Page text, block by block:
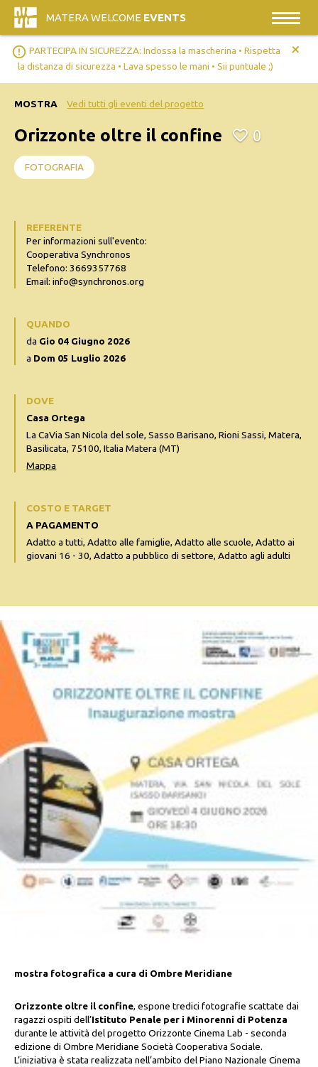
MATERA WELCOME EVENTS
error_outline PARTECIPA IN SICUREZZA: Indossa la mascherina • Rispetta
la distanza di sicurezza • Lava spesso le mani • Sii puntuale ;)
+
mostra fotografica a cura di Ombre Meridiane
Orizzonte oltre il confine, espone tredici fotografie scattate dai
ragazzi ospiti dell’Istituto Penale per i Minorenni di Potenza
durante le attività del progetto Orizzonte Cinema Lab - seconda
edizione di Ombre Meridiane Società Cooperativa Sociale.
L’iniziativa è stata realizzata nell’ambito del Piano Nazionale Cinema
MOSTRA Vedi tutti gli eventi del progetto
Orizzonte oltre il confine 0
FOTOGRAFIA
REFERENTE
Per informazioni sull'evento:
Cooperativa Synchronos
Telefono: 3669357768
Email: info@synchronos.org
QUANDO
da Gio 04 Giugno 2026
a Dom 05 Luglio 2026
DOVE
Casa Ortega
La CaVia San Nicola del sole, Sasso Barisano, Rioni Sassi, Matera,
Basilicata, 75100, Italia Matera (MT)
Mappa
COSTO E TARGET
A PAGAMENTO
Adatto a tutti, Adatto alle famiglie, Adatto alle scuole, Adatto ai
giovani 16 - 30, Adatto a pubblico di settore, Adatto agli adulti